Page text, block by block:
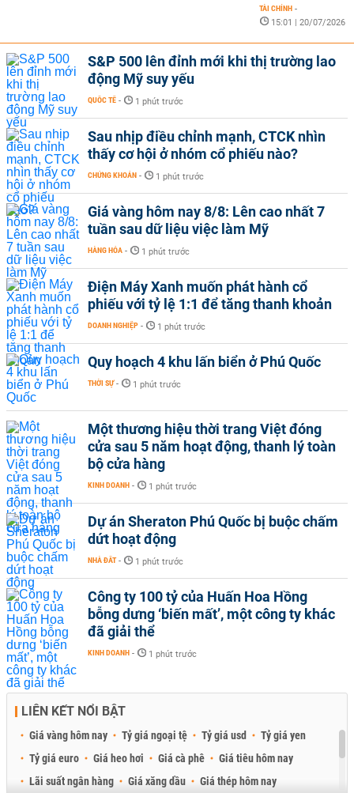
TÀI CHÍNH -
15:01 | 20/07/2026
S&P 500 lên đỉnh mới khi thị trường lao
động Mỹ suy yếu
QUỐC TẾ - 1 phút trước
Sau nhịp điều chỉnh mạnh, CTCK nhìn
thấy cơ hội ở nhóm cổ phiếu nào?
CHỨNG KHOÁN - 1 phút trước
Giá vàng hôm nay 8/8: Lên cao nhất 7
tuần sau dữ liệu việc làm Mỹ
HÀNG HÓA - 1 phút trước
Điện Máy Xanh muốn phát hành cổ
phiếu với tỷ lệ 1:1 để tăng thanh khoản
DOANH NGHIỆP - 1 phút trước
Quy hoạch 4 khu lấn biển ở Phú Quốc
THỜI SỰ - 1 phút trước
Một thương hiệu thời trang Việt đóng
cửa sau 5 năm hoạt động, thanh lý toàn
bộ cửa hàng
KINH DOANH - 1 phút trước
Dự án Sheraton Phú Quốc bị buộc chấm
dứt hoạt động
NHÀ ĐẤT - 1 phút trước
Công ty 100 tỷ của Huấn Hoa Hồng
bỗng dưng ‘biến mất’, một công ty khác
đã giải thể
KINH DOANH - 1 phút trước
LIÊN KẾT NỔI BẬT
Giá vàng hôm nay Tỷ giá ngoại tệ Tỷ giá usd
Tỷ giá yen
Tỷ giá euro
Giá heo hơi Giá cà phê
Giá tiêu hôm nay
Lãi suất ngân hàng
Giá xăng dầu Giá thép hôm nay